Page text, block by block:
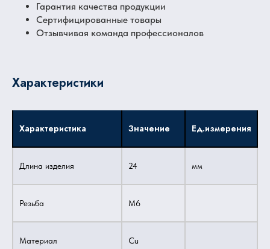
Гарантия качества продукции
Сертифицированные товары
Отзывчивая команда профессионалов
Характеристики
Характеристика Значение Ед.измерения
Длина изделия 24 мм
Резьба M6
Материал Cu